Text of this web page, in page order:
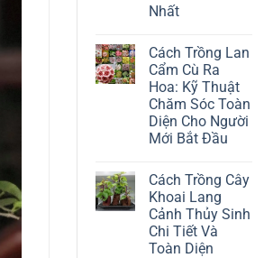
Tinh
Lan
Hướng
Dẫn
Chi
Tiết
Trồng
Và
Chăm
Sóc
A-
Nhất
bình
luận
ở
Toàn
Bộ
Cách
Trồng
Nho
Ngón
Sắc
Và
Sai
Trái
Nhất
Cách Trồng Lan
Cẩm Cù Ra
Hoa: Kỹ Thuật
Chăm Sóc Toàn
Diện Cho Người
Mới Bắt Đầu
bình
luận
ở
Cách
Trồng
Lan
Cẩm
Cách Trồng Cây
Khoai Lang
Cảnh Thủy Sinh
Chi Tiết Và
Toàn Diện